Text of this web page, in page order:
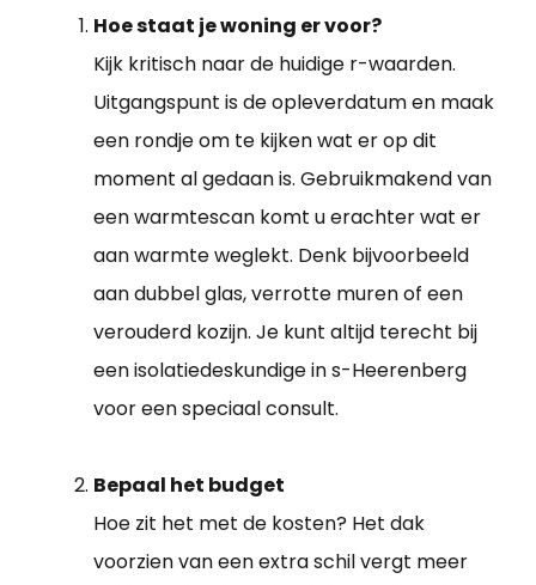
Hoe staat je woning er voor?
Kijk kritisch naar de huidige r-waarden.
Uitgangspunt is de opleverdatum en maak
een rondje om te kijken wat er op dit
moment al gedaan is. Gebruikmakend van
een warmtescan komt u erachter wat er
aan warmte weglekt. Denk bijvoorbeeld
aan dubbel glas, verrotte muren of een
verouderd kozijn. Je kunt altijd terecht bij
een isolatiedeskundige in s-Heerenberg
voor een speciaal consult.
Bepaal het budget
Hoe zit het met de kosten? Het dak
voorzien van een extra schil vergt meer